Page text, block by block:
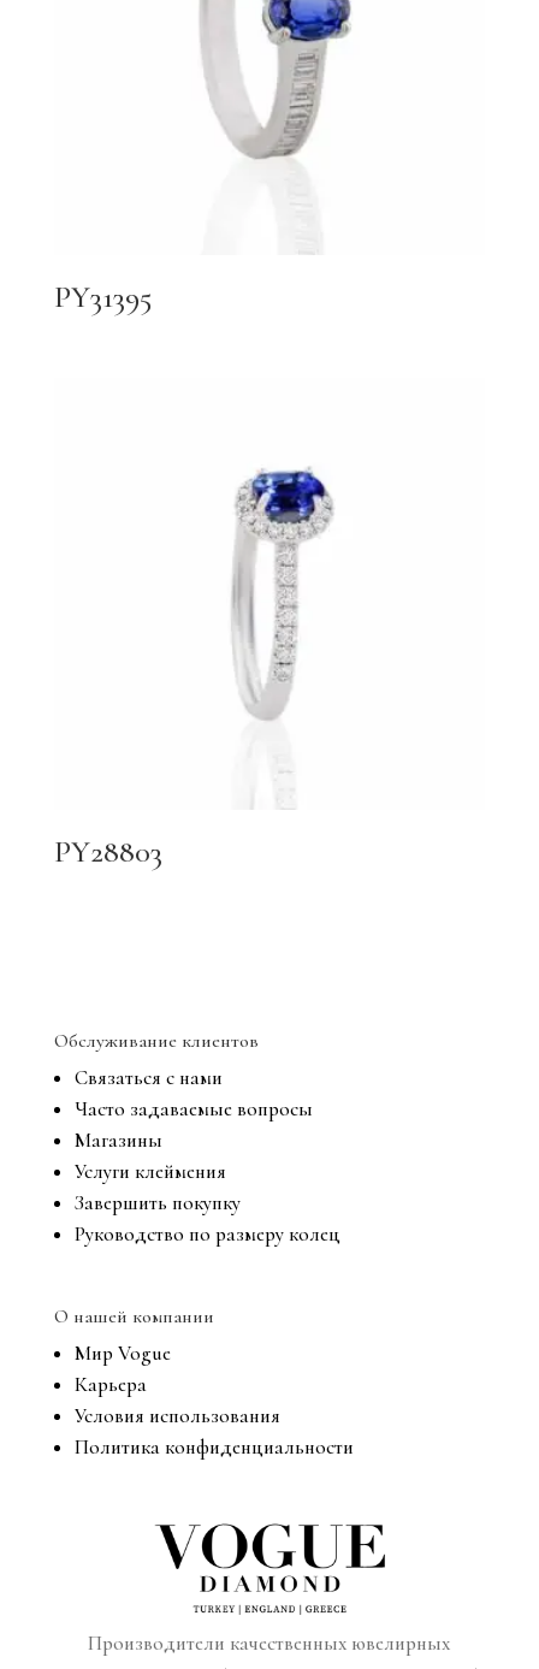
PY31395
PY28803
Обслуживание клиентов
Связаться с нами
Часто задаваемые вопросы
Магазины
Услуги клеймения
Завершить покупку
Руководство по размеру колец
О нашей компании
Мир Vogue
Карьера
Условия использования
Политика конфиденциальности
Производители качественных ювелирных